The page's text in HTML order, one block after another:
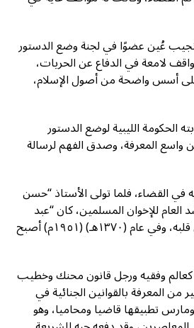
عُين عضوًا في لجنة وضع الدستور
لامعة في الدفاع عن الحريات،
على أسس واضحة من أصول الإسلام،
انتدبته الحكومة الليبية لوضع الدستور
واسع المعرفة، وصدق الفهم لرسالة
القضاء، فلما تولى الأستاذ “حسن
للإخوان المسلمين، كان “عبد
القادر” أقرب الإخوان إلى قلبه، وفي عام (١٣٧٠هـ) (١٩٥١م) أصبح
كعالم وفقيه ورجل قانون محنك وخطيب
المعرفة بالقوانين الجنائية في
تطبيقها قاضيا ومحاميا، وهو